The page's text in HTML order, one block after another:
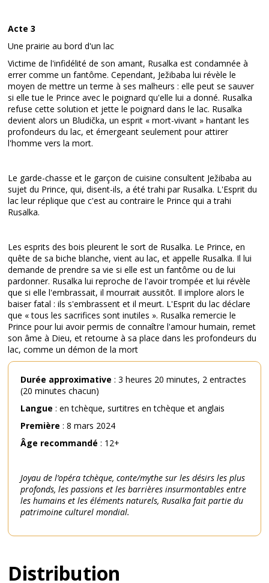
Acte 3
Une prairie au bord d'un lac
Victime de l'infidélité de son amant, Rusalka est condamnée à
errer comme un fantôme. Cependant, Ježibaba lui révèle le
moyen de mettre un terme à ses malheurs : elle peut se sauver
si elle tue le Prince avec le poignard qu'elle lui a donné. Rusalka
refuse cette solution et jette le poignard dans le lac. Rusalka
devient alors un Bludička, un esprit « mort-vivant » hantant les
profondeurs du lac, et émergeant seulement pour attirer
l'homme vers la mort.
Le garde-chasse et le garçon de cuisine consultent Ježibaba au
sujet du Prince, qui, disent-ils, a été trahi par Rusalka. L'Esprit du
lac leur réplique que c'est au contraire le Prince qui a trahi
Rusalka.
Les esprits des bois pleurent le sort de Rusalka. Le Prince, en
quête de sa biche blanche, vient au lac, et appelle Rusalka. Il lui
demande de prendre sa vie si elle est un fantôme ou de lui
pardonner. Rusalka lui reproche de l'avoir trompée et lui révèle
que si elle l'embrassait, il mourrait aussitôt. Il implore alors le
baiser fatal : ils s'embrassent et il meurt. L'Esprit du lac déclare
que « tous les sacrifices sont inutiles ». Rusalka remercie le
Prince pour lui avoir permis de connaître l'amour humain, remet
son âme à Dieu, et retourne à sa place dans les profondeurs du
lac, comme un démon de la mort
Durée approximative : 3 heures 20 minutes, 2 entractes
(20 minutes chacun)
Langue : en tchèque, surtitres en tchèque et anglais
Première : 8 mars 2024
Âge recommandé : 12+
Joyau de l’opéra tchèque, conte/mythe sur les désirs les plus
profonds, les passions et les barrières insurmontables entre
les humains et les éléments naturels, Rusalka fait partie du
patrimoine culturel mondial.
Distribution